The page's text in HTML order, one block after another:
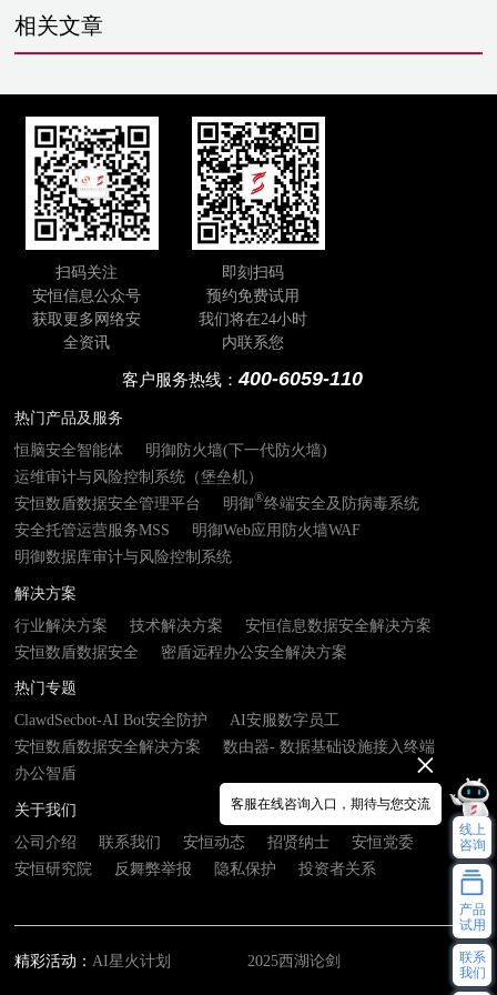
相关文章
扫码关注
安恒信息公众号
获取更多网络安
全资讯
即刻扫码
预约免费试用
我们将在24小时
内联系您
客户服务热线：400-6059-110
热门产品及服务
恒脑安全智能体
明御防火墙(下一代防火墙)
运维审计与风险控制系统（堡垒机）
安恒数盾数据安全管理平台
明御®终端安全及防病毒系统
安全托管运营服务MSS
明御Web应用防火墙WAF
明御数据库审计与风险控制系统
解决方案
行业解决方案
技术解决方案
安恒信息数据安全解决方案
安恒数盾数据安全
密盾远程办公安全解决方案
热门专题
ClawdSecbot-AI Bot安全防护
AI安服数字员工
安恒数盾数据安全解决方案
数由器- 数据基础设施接入终端
办公智盾
关于我们
公司介绍
联系我们 安恒动态 招贤纳士
安恒党委
安恒研究院
反舞弊举报 隐私保护 投资者关系
精彩活动： AI星火计划 2025西湖论剑
客服在线咨询入口，期待与您交流
线上
咨询
产品
试用
联系
我们